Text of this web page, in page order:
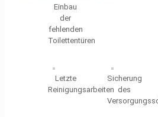
Einbau
der
fehlenden
Toilettentüren
Letzte
Reinigungsarbeiten
Sicherung
des